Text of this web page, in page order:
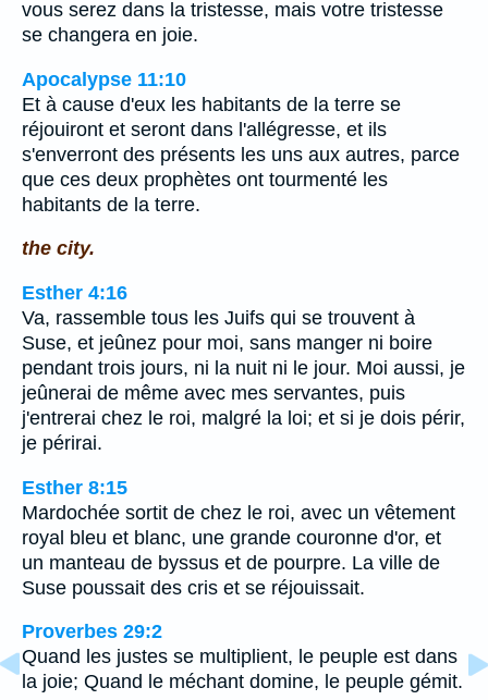
vous serez dans la tristesse, mais votre tristesse
se changera en joie.
Apocalypse 11:10
Et à cause d'eux les habitants de la terre se
réjouiront et seront dans l'allégresse, et ils
s'enverront des présents les uns aux autres, parce
que ces deux prophètes ont tourmenté les
habitants de la terre.
the city.
Esther 4:16
Va, rassemble tous les Juifs qui se trouvent à
Suse, et jeûnez pour moi, sans manger ni boire
pendant trois jours, ni la nuit ni le jour. Moi aussi, je
jeûnerai de même avec mes servantes, puis
j'entrerai chez le roi, malgré la loi; et si je dois périr,
je périrai.
Esther 8:15
Mardochée sortit de chez le roi, avec un vêtement
royal bleu et blanc, une grande couronne d'or, et
un manteau de byssus et de pourpre. La ville de
Suse poussait des cris et se réjouissait.
Proverbes 29:2
Quand les justes se multiplient, le peuple est dans
la joie; Quand le méchant domine, le peuple gémit.